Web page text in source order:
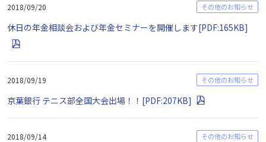
2018/09/20 その他のお知らせ
休日の年金相談会および年金セミナーを開催します[PDF:165KB]
2018/09/19 その他のお知らせ
京葉銀行 テニス部全国大会出場！！[PDF:207KB]
2018/09/14 その他のお知らせ